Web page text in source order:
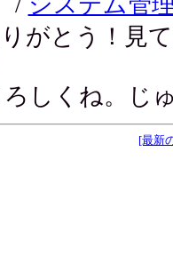
がとう！見
しくね。じ
[最新